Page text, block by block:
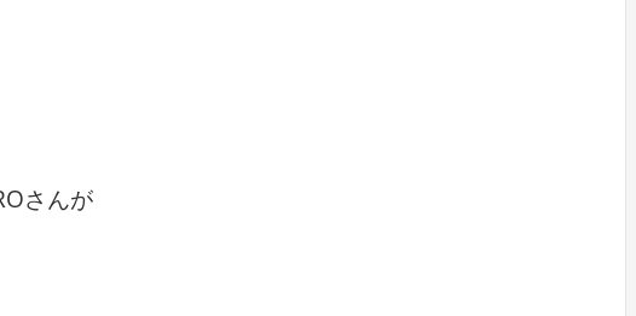
さんが